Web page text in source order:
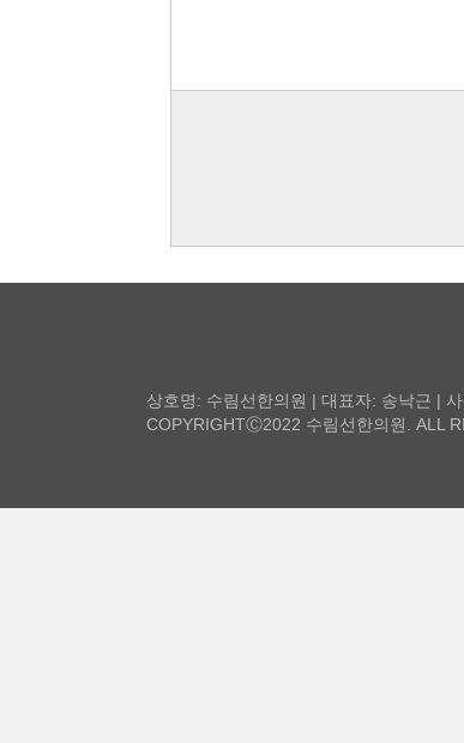
상호명: 수림선한의원 | 대표자: 송낙근 |
COPYRIGHTⒸ2022 수림선한의원. ALL